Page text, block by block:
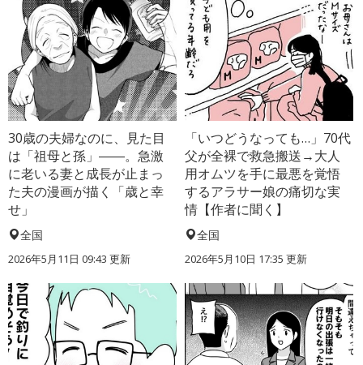
30歳の夫婦なのに、見た目
は「祖母と孫」――。急激
に老いる妻と成長が止まっ
た夫の漫画が描く「歳と幸
せ」
全国
2026年5月11日 09:43 更新
「いつどうなっても…」70代
父が全裸で救急搬送→大人
用オムツを手に最悪を覚悟
するアラサー娘の痛切な実
情【作者に聞く】
全国
2026年5月10日 17:35 更新